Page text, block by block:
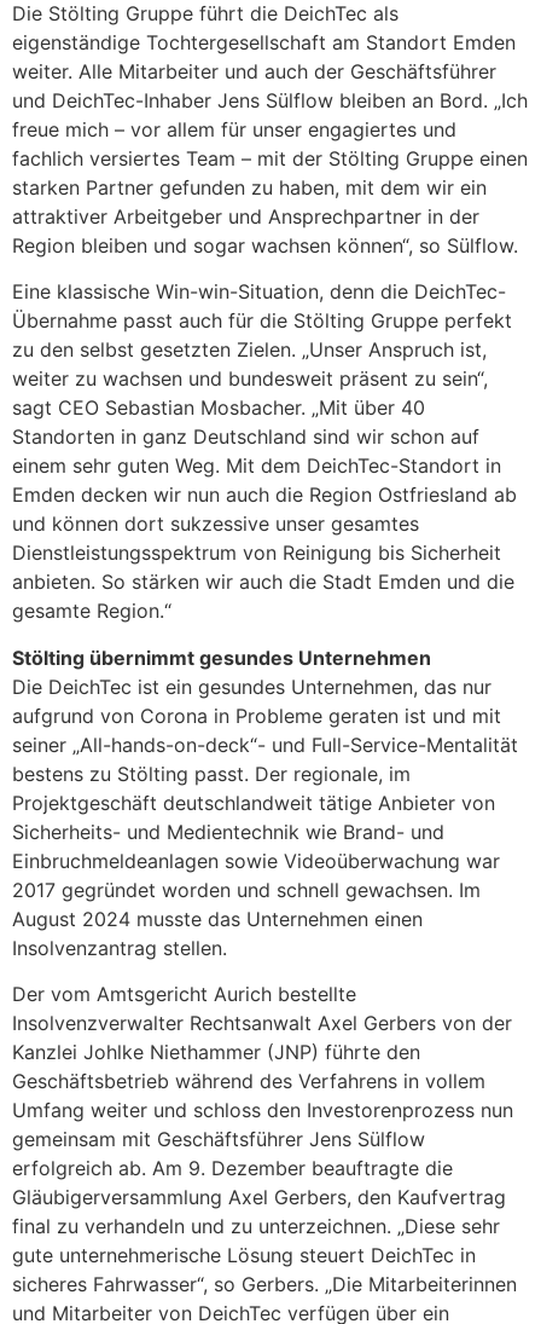
Die Stölting Gruppe führt die DeichTec als
eigenständige Tochtergesellschaft am Standort Emden
weiter. Alle Mitarbeiter und auch der Geschäftsführer
und DeichTec-Inhaber Jens Sülflow bleiben an Bord. „Ich
freue mich – vor allem für unser engagiertes und
fachlich versiertes Team – mit der Stölting Gruppe einen
starken Partner gefunden zu haben, mit dem wir ein
attraktiver Arbeitgeber und Ansprechpartner in der
Region bleiben und sogar wachsen können“, so Sülflow.
Eine klassische Win-win-Situation, denn die DeichTec-
Übernahme passt auch für die Stölting Gruppe perfekt
zu den selbst gesetzten Zielen. „Unser Anspruch ist,
weiter zu wachsen und bundesweit präsent zu sein“,
sagt CEO Sebastian Mosbacher. „Mit über 40
Standorten in ganz Deutschland sind wir schon auf
einem sehr guten Weg. Mit dem DeichTec-Standort in
Emden decken wir nun auch die Region Ostfriesland ab
und können dort sukzessive unser gesamtes
Dienstleistungsspektrum von Reinigung bis Sicherheit
anbieten. So stärken wir auch die Stadt Emden und die
gesamte Region.“
Stölting übernimmt gesundes Unternehmen
Die DeichTec ist ein gesundes Unternehmen, das nur
aufgrund von Corona in Probleme geraten ist und mit
seiner „All-hands-on-deck“- und Full-Service-Mentalität
bestens zu Stölting passt. Der regionale, im
Projektgeschäft deutschlandweit tätige Anbieter von
Sicherheits- und Medientechnik wie Brand- und
Einbruchmeldeanlagen sowie Videoüberwachung war
2017 gegründet worden und schnell gewachsen. Im
August 2024 musste das Unternehmen einen
Insolvenzantrag stellen.
Der vom Amtsgericht Aurich bestellte
Insolvenzverwalter Rechtsanwalt Axel Gerbers von der
Kanzlei Johlke Niethammer (JNP) führte den
Geschäftsbetrieb während des Verfahrens in vollem
Umfang weiter und schloss den Investorenprozess nun
gemeinsam mit Geschäftsführer Jens Sülflow
erfolgreich ab. Am 9. Dezember beauftragte die
Gläubigerversammlung Axel Gerbers, den Kaufvertrag
final zu verhandeln und zu unterzeichnen. „Diese sehr
gute unternehmerische Lösung steuert DeichTec in
sicheres Fahrwasser“, so Gerbers. „Die Mitarbeiterinnen
und Mitarbeiter von DeichTec verfügen über ein